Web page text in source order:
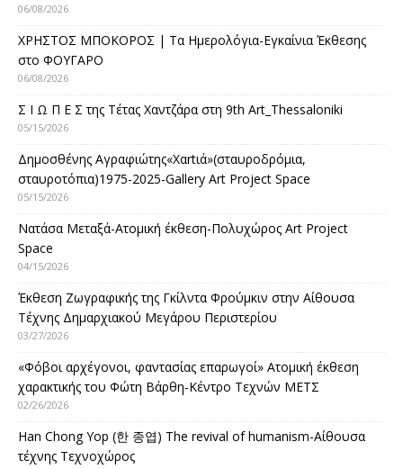
06/08/2026
ΧΡΗΣΤΟΣ ΜΠΟΚΟΡΟΣ | Τα Ημερολόγια-Εγκαίνια Έκθεσης
στο ΦΟΥΓΑΡΟ
06/08/2026
Σ Ι Ω Π Ε Σ της Τέτας Χαντζάρα στη 9th Art_Thessaloniki
05/15/2026
Δημοσθένης Αγραφιώτης«Xαrtιά»(σταυροδρόμια,
σταυροτόπια)1975-2025-Gallery Art Project Space
05/15/2026
Νατάσα Μεταξά-Ατομική έκθεση-Πολυχώρος Art Project
Space
04/15/2026
Έκθεση Ζωγραφικής της Γκίλντα Φρούμκιν στην Αίθουσα
Τέχνης Δημαρχιακού Μεγάρου Περιστερίου
03/27/2026
«Φόβοι αρχέγονοι, φαντασίας επαρωγοί» Ατομική έκθεση
χαρακτικής του Φώτη Βάρθη-Κέντρο Τεχνών ΜΕΤΣ
02/26/2026
Han Chong Yop (한 종엽) The revival of humanism-Αίθουσα
τέχνης Τεχνοχώρος